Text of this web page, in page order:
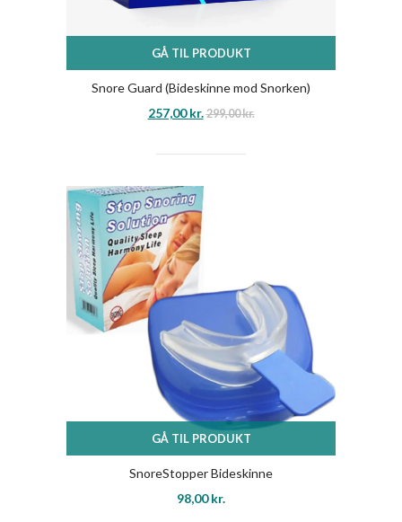
GÅ TIL PRODUKT
Snore Guard (Bideskinne mod Snorken)
257,00kr. 299,00kr.
GÅ TIL PRODUKT
SnoreStopper Bideskinne
98,00kr.